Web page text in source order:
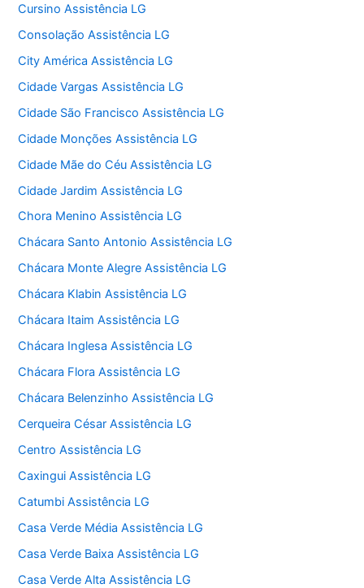
Cursino Assistência LG
Consolação Assistência LG
City América Assistência LG
Cidade Vargas Assistência LG
Cidade São Francisco Assistência LG
Cidade Monções Assistência LG
Cidade Mãe do Céu Assistência LG
Cidade Jardim Assistência LG
Chora Menino Assistência LG
Chácara Santo Antonio Assistência LG
Chácara Monte Alegre Assistência LG
Chácara Klabin Assistência LG
Chácara Itaim Assistência LG
Chácara Inglesa Assistência LG
Chácara Flora Assistência LG
Chácara Belenzinho Assistência LG
Cerqueira César Assistência LG
Centro Assistência LG
Caxingui Assistência LG
Catumbi Assistência LG
Casa Verde Média Assistência LG
Casa Verde Baixa Assistência LG
Casa Verde Alta Assistência LG